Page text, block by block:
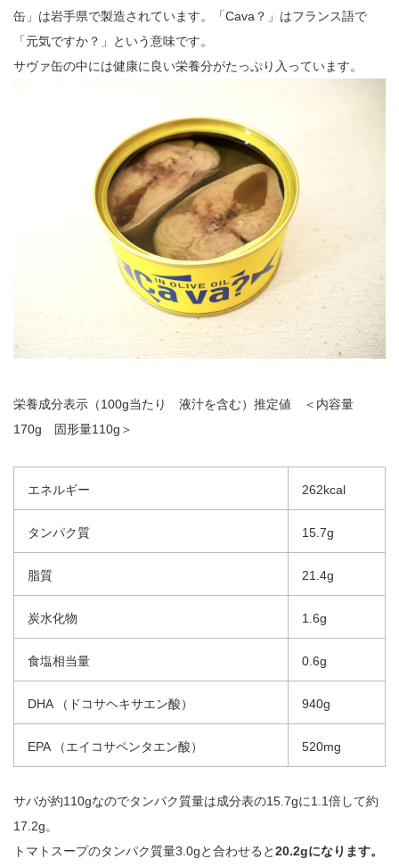
缶」は岩手県で製造されています。「Cava？」はフランス語で
「元気ですか？」という意味です。
サヴァ缶の中には健康に良い栄養分がたっぷり入っています。
栄養成分表示（100g当たり 液汁を含む）推定値 ＜内容量
170g 固形量110g＞
エネルギー 262kcal
タンパク質 15.7g
脂質 21.4g
炭水化物 1.6g
食塩相当量 0.6g
DHA （ドコサヘキサエン酸） 940g
EPA （エイコサペンタエン酸） 520mg
サバが約110gなのでタンパク質量は成分表の15.7gに1.1倍して約
17.2g。
トマトスープのタンパク質量3.0gと合わせると20.2gになります。